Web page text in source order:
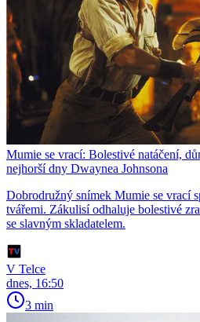
Mumie se vrací: Bolestivé natáčení,
nejhorší dny Dwaynea Johnsona
Dobrodružný snímek Mumie se vrací
tvářemi. Zákulisí odhaluje bolestivé
se slavným skladatelem.
V Telce
dnes, 16:50
3 min